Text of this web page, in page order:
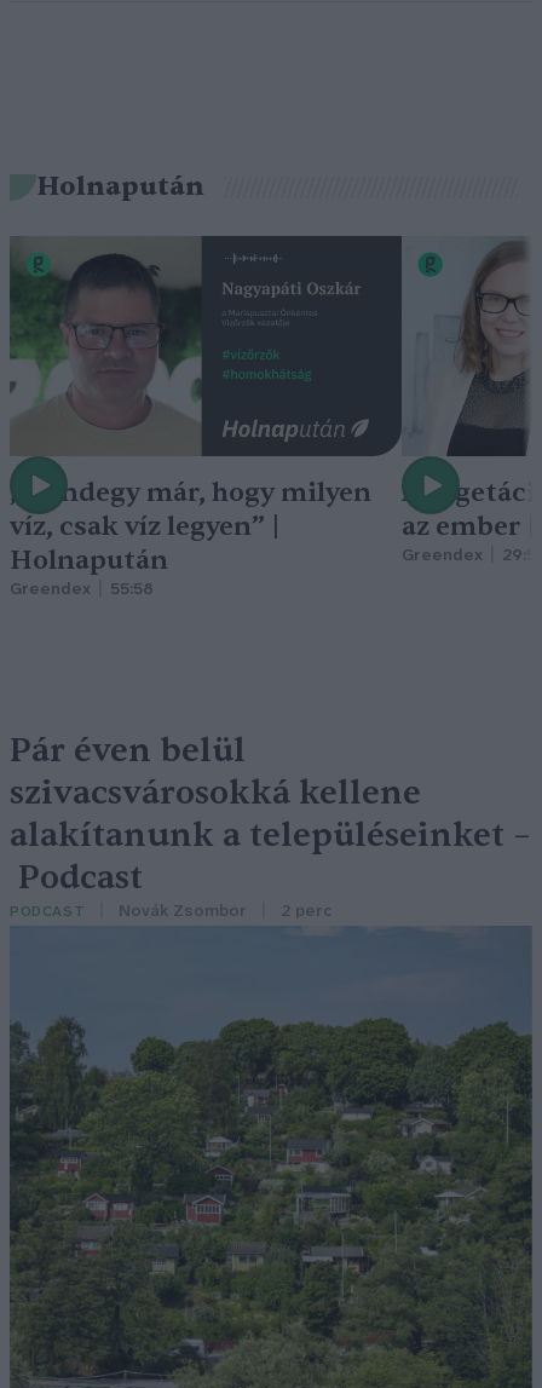
Holnapután
„Mindegy már, hogy milyen
víz, csak víz legyen” |
Holnapután
Greendex 55:58
A
az ember
Greendex
Pár éven belül
szivacsvárosokká kellene
alakítanunk a településeinket –
Podcast
PODCAST Novák Zsombor 2 perc